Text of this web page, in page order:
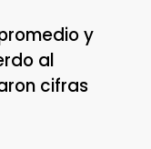
y
al
cifras